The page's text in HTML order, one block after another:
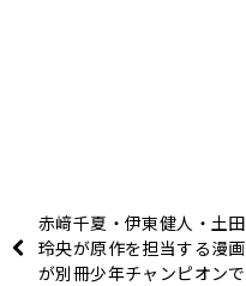
赤﨑千夏・伊東健人・土田
玲央が原作を担当する漫画
が別冊少年チャンピオンで